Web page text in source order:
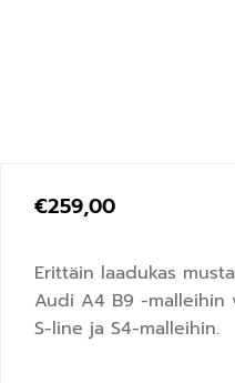
€259,00
Erittäin laadukas
Audi A4 B9 -malleihin
S-line ja S4-malleihin.